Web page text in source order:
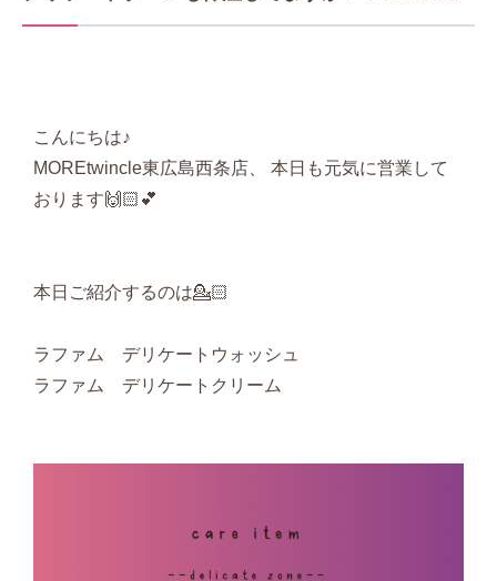
こんにちは♪
MOREtwincle東広島西条店、 本日も元気に営業して
おります🙌🏻💕
本日ご紹介するのは💁🏻
ラファム デリケートウォッシュ
ラファム デリケートクリーム